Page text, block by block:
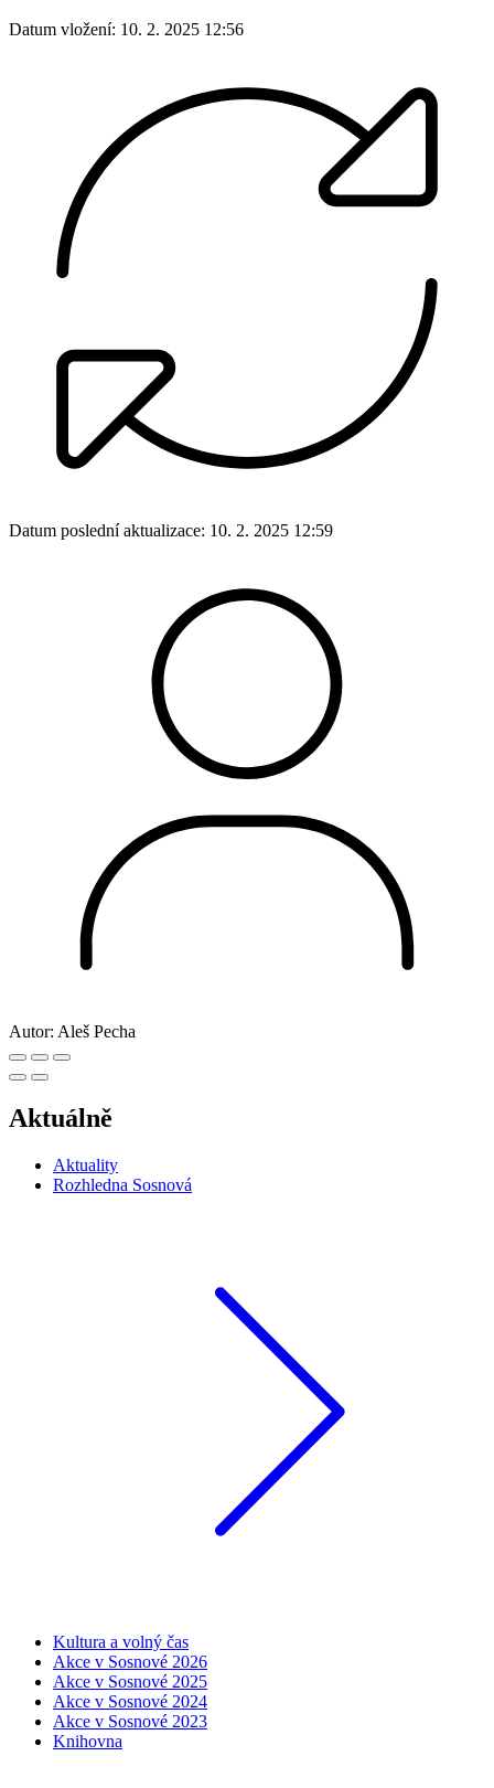
Datum vložení: 10. 2. 2025 12:56
Datum poslední aktualizace: 10. 2. 2025 12:59
Autor: Aleš Pecha
Aktuálně
Aktuality
Rozhledna Sosnová
Kultura a volný čas
Akce v Sosnové 2026
Akce v Sosnové 2025
Akce v Sosnové 2024
Akce v Sosnové 2023
Knihovna